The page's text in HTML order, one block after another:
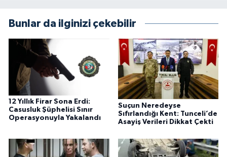
Bunlar da ilginizi çekebilir
12 Yıllık Firar Sona Erdi:
Casusluk Şüphelisi Sınır
Operasyonuyla Yakalandı
Suçun Neredeyse
Sıfırlandığı Kent: Tunceli’de
Asayiş Verileri Dikkat Çekti